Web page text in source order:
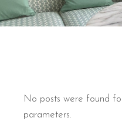
No posts were found
parameters.